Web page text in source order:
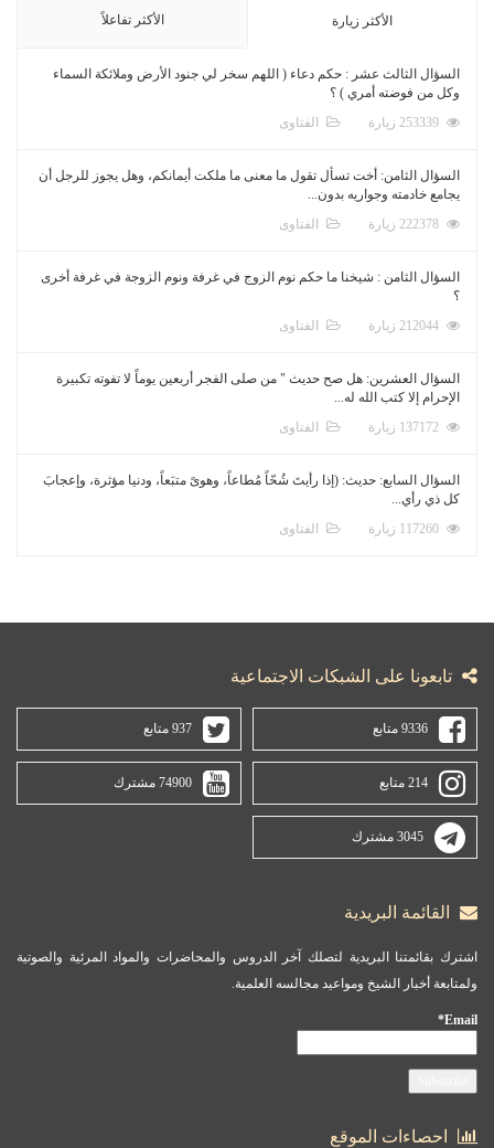
الأكثر زيارة الأكثر تفاعلاً
السؤال الثالث عشر : حكم دعاء ( اللهم سخر لي جنود الأرض وملائكة السماء
وكل من فوضته أمري ) ؟
الفتاوى
السؤال الثامن: أخت تسأل تقول ما معنى ما ملكت أيمانكم، وهل يجوز للرجل أن
يجامع خادمته وجواريه بدون...
الفتاوى
السؤال الثامن : شيخنا ما حكم نوم الزوج في غرفة ونوم الزوجة في غرفة أخرى
؟
الفتاوى
السؤال العشرين: هل صح حديث " من صلى الفجر أربعين يوماً لا تفوته تكبيرة
الإحرام إلا كتب الله له...
الفتاوى
السؤال السابع: حديث: (إذا رأيتَ شُحّاً مُطاعاً، وهوىً متبَعاً، ودنيا مؤثرة، وإعجابَ
كل ذي رأي...
الفتاوى
تابعونا على الشبكات الاجتماعية
9336 متابع 937 متابع
214 متابع 74900 مشترك
3045 مشترك
القائمة البريدية
اشترك بقائمتنا البريدية لتصلك آخر الدروس والمحاضرات والمواد المرئية والصوتية
ولمتابعة أخبار الشيخ ومواعيد مجالسه العلمية.
Email*
احصاءات الموقع